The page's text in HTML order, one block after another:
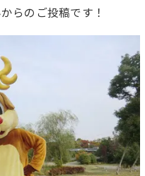
らのご投稿です！